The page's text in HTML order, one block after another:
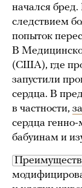
начался
следствием
попыток
В
(США), где
запустили
сердца. В
в частности,
сердца
бабуинам и